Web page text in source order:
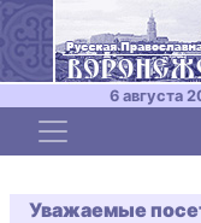
6 августа
Toggle
Уважаемые